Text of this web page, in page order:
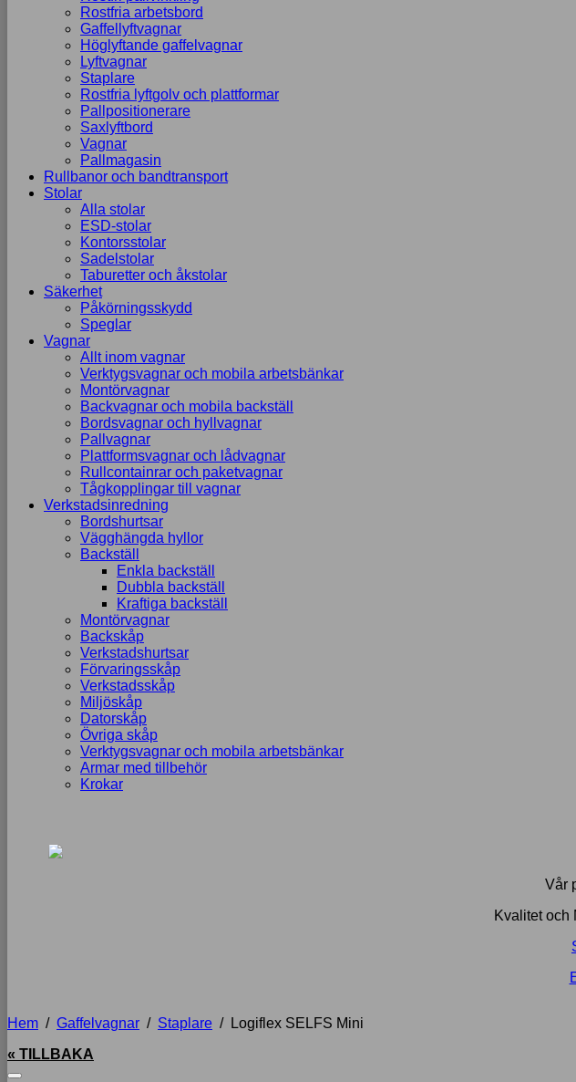
Rostfria arbetsbord
Gaffellyftvagnar
Höglyftande gaffelvagnar
Lyftvagnar
Staplare
Rostfria lyftgolv och plattformar
Pallpositionerare
Saxlyftbord
Vagnar
Pallmagasin
Rullbanor och bandtransport
Stolar
Alla stolar
ESD-stolar
Kontorsstolar
Sadelstolar
Taburetter och åkstolar
Säkerhet
Påkörningsskydd
Speglar
Vagnar
Allt inom vagnar
Verktygsvagnar och mobila arbetsbänkar
Montörvagnar
Backvagnar och mobila backställ
Bordsvagnar och hyllvagnar
Pallvagnar
Plattformsvagnar och lådvagnar
Rullcontainrar och paketvagnar
Tågkopplingar till vagnar
Verkstadsinredning
Bordshurtsar
Vägghängda hyllor
Backställ
Enkla backställ
Dubbla backställ
Kraftiga backställ
Montörvagnar
Backskåp
Verkstadshurtsar
Förvaringsskåp
Verkstadsskåp
Miljöskåp
Datorskåp
Övriga skåp
Verktygsvagnar och mobila arbetsbänkar
Armar med tillbehör
Krokar
Vår
Kvalitet och
Hem / Gaffelvagnar / Staplare / Logiflex SELFS Mini
« TILLBAKA